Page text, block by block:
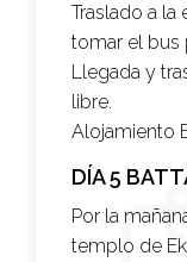
Traslado a la
tomar el bus
Llegada y
libre.
Alojamiento
DÍA 5
Por la
templo de